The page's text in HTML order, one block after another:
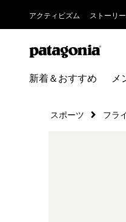
アクティビズム ストーリー
新着＆おすすめ メ
スポーツ フラ